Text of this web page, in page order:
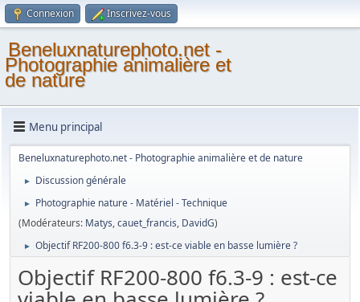
Connexion Inscrivez-vous
Beneluxnaturephoto.net -
Photographie animalière et
de nature
Menu principal
Beneluxnaturephoto.net - Photographie animalière et de nature
► Discussion générale
►
Photographie nature - Matériel - Technique
(Modérateurs: Matys,cauet_francis, DavidG)
► Objectif RF200-800 f6.3-9 : est-ce viable en basse lumière ?
Objectif RF200-800 f6.3-9 : est-ce